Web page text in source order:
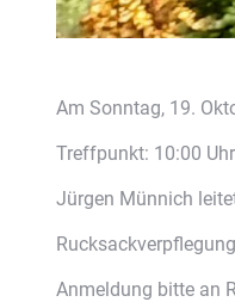
Am Sonntag, 19.
Treffpunkt: 10:00
Jürgen Münnich
Anmeldung bitte an